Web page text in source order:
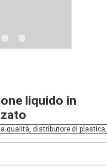
liquido in
qualità, distributore di